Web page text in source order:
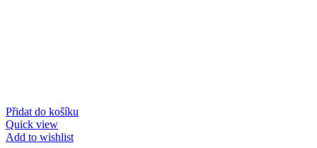
Přidat do košíku
Quick view
Add to wishlist